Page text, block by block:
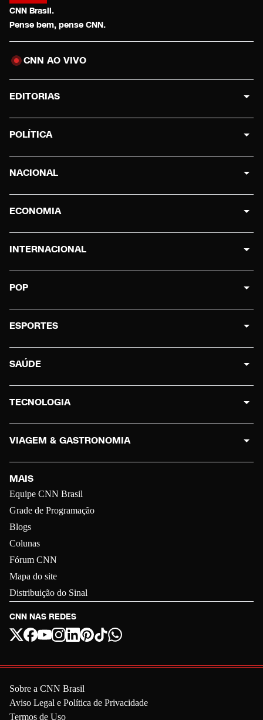
CNN Brasil.
Pense bem, pense CNN.
CNN AO VIVO
CNN NAS REDES
MAIS
Equipe CNN Brasil
Grade de Programação
Blogs
Colunas
Fórum CNN
Mapa do site
Distribuição do Sinal
EDITORIAS
POLÍTICA
NACIONAL
ECONOMIA
INTERNACIONAL
POP
ESPORTES
SAÚDE
TECNOLOGIA
VIAGEM & GASTRONOMIA
Sobre a CNN Brasil
Aviso Legal e Política de Privacidade
Termos de Uso